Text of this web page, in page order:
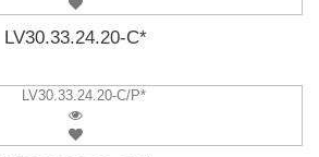
LV30.33.24.20-C*